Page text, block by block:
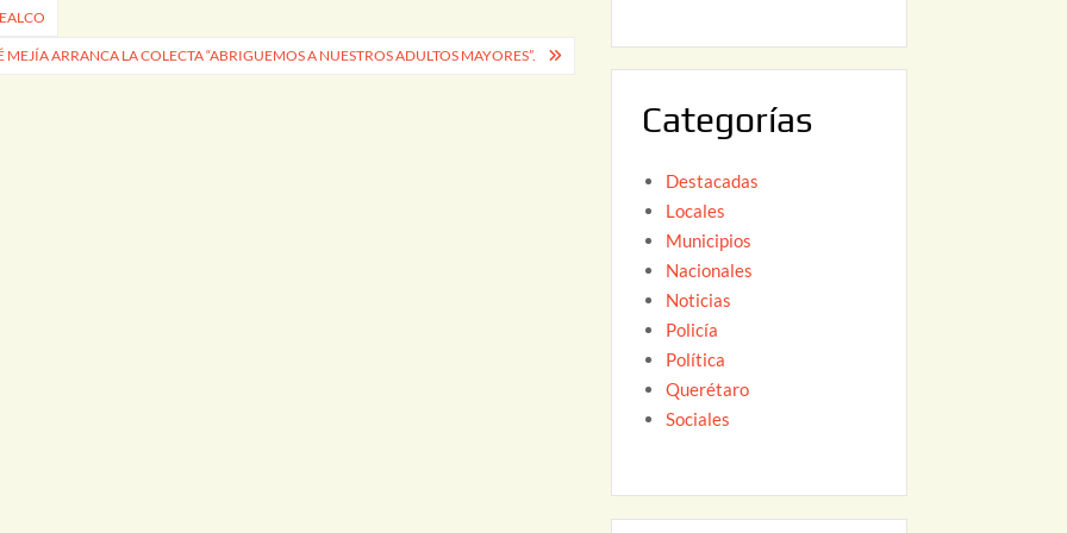
MEJÍA ARRANCA LA COLECTA “ABRIGUEMOS A NUESTROS ADULTOS MAYORES”.
2
Categorías
Destacadas
Locales
Municipios
Nacionales
Noticias
Policía
Política
Querétaro
Sociales